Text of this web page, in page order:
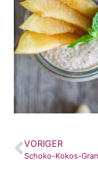
VORIGER